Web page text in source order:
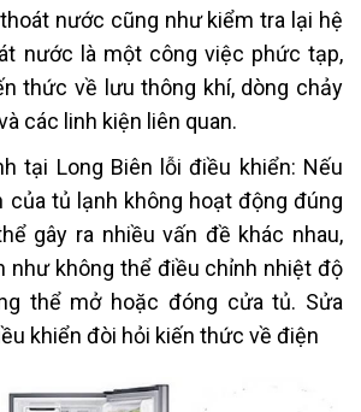
nước cũng như kiểm tra lại hệ
nước là một công việc phức tạp,
thức về lưu thông khí, dòng chảy
các linh kiện liên quan.
tại Long Biên lỗi điều khiển: Nếu
của tủ lạnh không hoạt động đúng
gây ra nhiều vấn đề khác nhau,
như không thể điều chỉnh nhiệt độ
thể mở hoặc đóng cửa tủ. Sửa
khiển đòi hỏi kiến thức về điện